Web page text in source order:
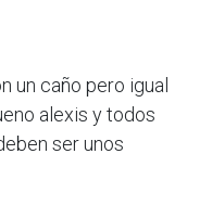
un caño pero igual
alexis y todos
ser unos